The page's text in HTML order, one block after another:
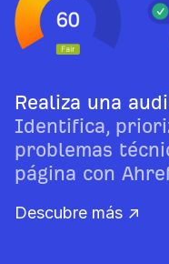
Realiza una
Identifica,
problemas
página con
Descubre más ↗